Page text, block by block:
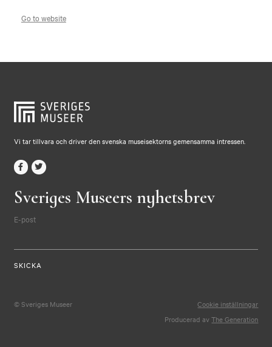
Go to website
Vi tar tillvara och driver den svenska museisektorns gemensamma intressen.
Sveriges Museers nyhetsbrev
E-post
© Sveriges Museer
Cookie inställningar
Producerad avThe Generation